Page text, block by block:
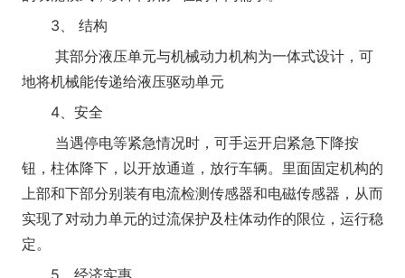
3、 结构
其部分液压单元与机械动力机构为一体式设计，可
地将机械能传递给液压驱动单元
4、安全
当遇停电等紧急情况时，可手运开启紧急下降按
钮，柱体降下，以开放通道，放行车辆。里面固定机构的
上部和下部分别装有电流检测传感器和电磁传感器，从而
实现了对动力单元的过流保护及柱体动作的限位，运行稳
定。
5、经济实惠